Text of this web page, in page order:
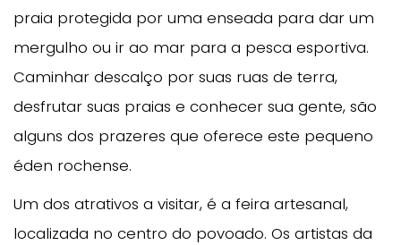
praia protegida por uma enseada para dar um
mergulho ou ir ao mar para a pesca esportiva.
Caminhar descalço por suas ruas de terra,
desfrutar suas praias e conhecer sua gente, são
alguns dos prazeres que oferece este pequeno
éden rochense.
Um dos atrativos a visitar, é a feira artesanal,
localizada no centro do povoado. Os artistas da